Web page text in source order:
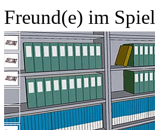
Freund(e) im Spiel